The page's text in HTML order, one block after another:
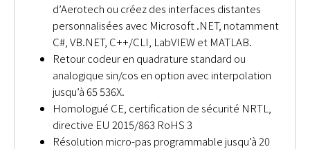
d’Aerotech ou créez des interfaces distantes
personnalisées avec Microsoft .NET, notamment
C#, VB.NET, C++/CLI, LabVIEW et MATLAB.
Retour codeur en quadrature standard ou
analogique sin/cos en option avec interpolation
jusqu’à 65 536X.
Homologué CE, certification de sécurité NRTL,
directive EU 2015/863 RoHS 3
Résolution micro-pas programmable jusqu’à 20